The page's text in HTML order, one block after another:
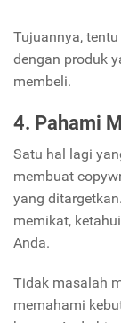
Tujuannya,
dengan produk
membeli.
4. Pahami
Satu hal lagi
membuat
yang
memikat,
Anda.
Tidak masalah
memahami